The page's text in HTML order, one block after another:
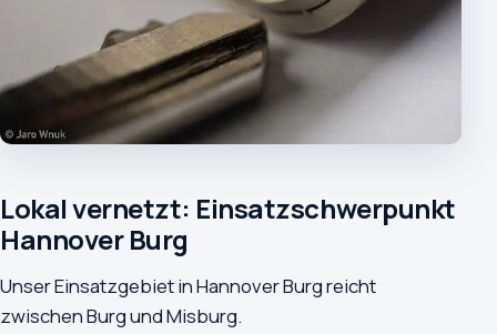
Lokal vernetzt: Einsatzschwerpunkt
Hannover Burg
Unser Einsatzgebiet in Hannover Burg reicht
zwischen Burg und Misburg.